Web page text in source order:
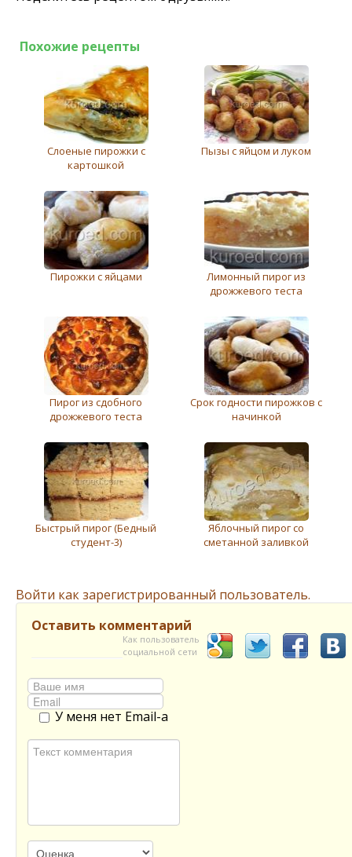
Похожие рецепты
Слоеные пирожки с
картошкой
Пызы с яйцом и луком
Пирожки с яйцами
Лимонный пирог из
дрожжевого теста
Пирог из сдобного
дрожжевого теста
Срок годности пирожков с
начинкой
Быстрый пирог (Бедный
студент-3)
Яблочный пирог со
сметанной заливкой
Войти как зарегистрированный пользователь.
Оставить комментарий
Как пользователь
социальной сети
У меня нет Email-а